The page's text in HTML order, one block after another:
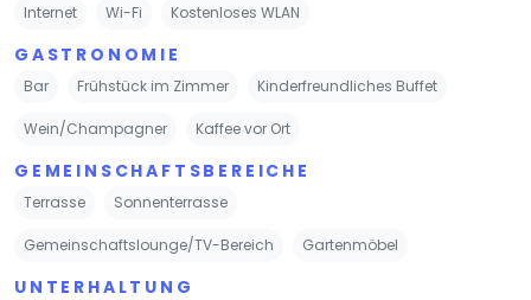
Internet Wi-Fi Kostenloses WLAN
GASTRONOMIE
Bar Frühstück im Zimmer Kinderfreundliches Buffet
Wein/Champagner Kaffee vor Ort
GEMEINSCHAFTSBEREICHE
Terrasse Sonnenterrasse
Gemeinschaftslounge/TV-Bereich Gartenmöbel
UNTERHALTUNG